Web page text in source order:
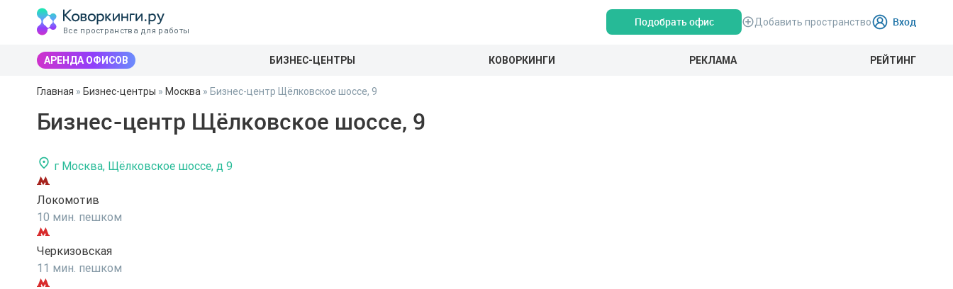
Все пространства для работы
Подобрать офис Добавить пространство Вход
АРЕНДА ОФИСОВ БИЗНЕС-ЦЕНТРЫ КОВОРКИНГИ РЕКЛАМА РЕЙТИНГ
Главная » Бизнес-центры » Москва » Бизнес-центр Щёлковское шоссе, 9
Бизнес-центр Щёлковское шоссе, 9
г Москва, Щёлковское шоссе, д 9
Локомотив
10 мин. пешком
Черкизовская
11 мин. пешком